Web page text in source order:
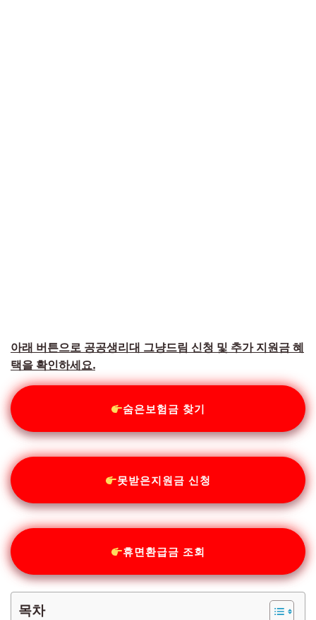
아래 버튼으로 공공생리대 그냥드림 신청 및 추가 지원금 혜
택을 확인하세요.
숨은보험금 찾기
못받은지원금 신청
휴면환급금 조회
목차